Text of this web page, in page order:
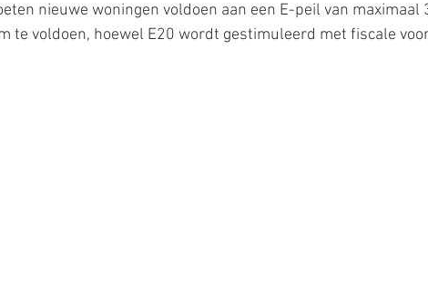
nieuwe woningen voldoen aan een E-peil van maximaal
te voldoen, hoewel E20 wordt gestimuleerd met fiscale